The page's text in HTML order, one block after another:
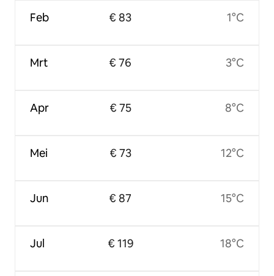
Feb
Mrt
Apr
Mei
Jun
Jul
€ 83
€ 76
€ 75
€ 73
€ 87
€ 119
1°C
3°C
8°C
12°C
15°C
18°C